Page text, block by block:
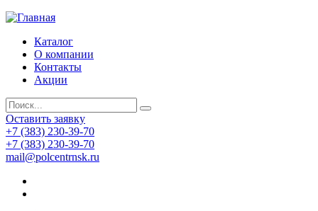
Каталог
О компании
Контакты
Акции
Оставить заявку
+7 (383) 230-39-70
+7 (383) 230-39-70
mail@polcentrnsk.ru